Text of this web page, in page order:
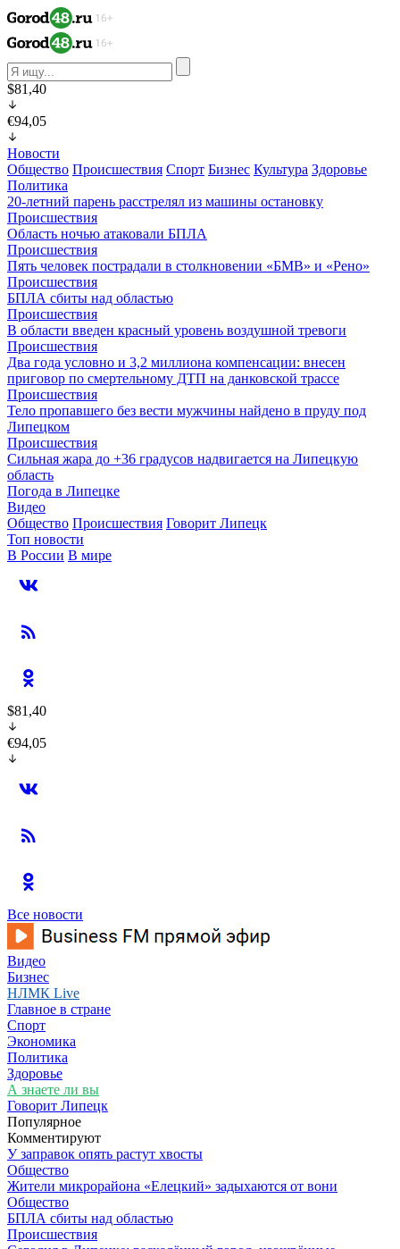
$81,40
€94,05
Новости
Общество Происшествия Спорт Бизнес Культура Здоровье
Политика
20-летний парень расстрелял из машины остановку
Происшествия
Область ночью атаковали БПЛА
Происшествия
Пять человек пострадали в столкновении «БМВ» и «Рено»
Происшествия
БПЛА сбиты над областью
Происшествия
В области введен красный уровень воздушной тревоги
Происшествия
Два года условно и 3,2 миллиона компенсации: внесен
приговор по смертельному ДТП на данковской трассе
Происшествия
Тело пропавшего без вести мужчины найдено в пруду под
Липецком
Происшествия
Сильная жара до +36 градусов надвигается на Липецкую
область
Погода в Липецке
Видео
Общество Происшествия Говорит Липецк
Топ новости
В России В мире
$81,40
€94,05
Все новости
Видео
Бизнес
НЛМК Live
Главное в стране
Спорт
Экономика
Политика
Здоровье
А знаете ли вы
Говорит Липецк
Популярное
Комментируют
У заправок опять растут хвосты
Общество
Жители микрорайона «Елецкий» задыхаются от вони
Общество
БПЛА сбиты над областью
Происшествия